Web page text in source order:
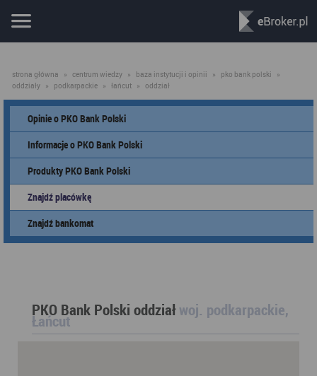
strona główna » centrum wiedzy » baza instytucji i opinii » pko bank polski
»
oddziały » podkarpackie » łańcut » oddział
Opinie o PKO Bank Polski
Informacje o PKO Bank Polski
Produkty PKO Bank Polski
Znajdź placówkę
Znajdź bankomat
PKO Bank Polski oddziałwoj. podkarpackie,
Łańcut